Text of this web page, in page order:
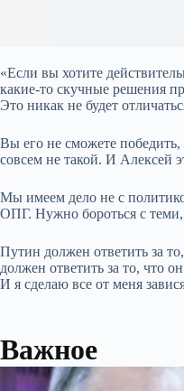
«Если вы хотите
какие-то скучные решения
Это никак не будет
Вы его не сможете
совсем не такой. И Алексей
Мы имеем дело не с
ОПГ. Нужно бороться с теми,
Путин должен ответить за
должен ответить за то, что
И я сделаю все от меня
Важное